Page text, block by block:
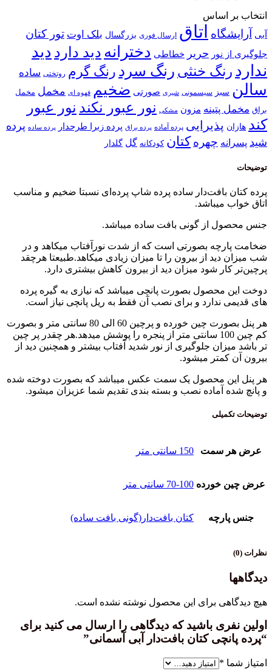
انتخاب بر اساس
آبی آرایشگاهاتاق ارسال فوری بزرگسال بلک اوت تور کتان
جلوگیری از نور حریر خطاطی دخترانهدید دارددید
نداردرنگ خنثی رنگ سردرنگ گرم روتختی ساده
سالن سبز سیسمونی شیری صورتی ضخیم قهوه ای مخمل مخمل
براق مخمل پتینه مزون مشکی نور عبور نکندنور عبور
کند هازان پذیرایی پرده آماده پرده براق پرده زبرا طرحدار پرده ساده پرده
شید پسرانه چهرهکتان کودکانه گل گلدار
توضیحات
پرده کتان بافت‌دار ساده پرده شاپ پرده‌ای نسبتا ضخیم و مناسب
اتاق خواب میباشد.
جنس محصول از گونی بافت ساده میباشد.
ضخامت پارچه بصورتی است که از شدت نورآفتاب میکاهد و در
شب میزان دید از بیرون را تا میزان زیادی میکاهد.طبیعتا هرچقد
پرچین‌تر کار شود میزان دید از بیرون کاهش بیشتری دارد.
دوخت این محصول بصورت پانچی میباشد که نیازی به گیره پرده
های قدیمی ندارد و برای نصب آن فقط به ریل پانچی نیاز است.
هر پنل بصورت چین خورده و پرچین 60 الی 80 سانتی متر و بصورت
کم چین 100 سانتی متر از پنجره را پوشش میدهد.هر چقدر پر چین
تر باشد میزان جلوگیری از نور شدید آفتاب بیشتر و همچنین دید از
بیرون آن کمتر میشود.
هر پنل این محصول یک سمت عکس میباشد که بصورت دوخته شده
و پانچ شده آماده نصب و بسته بندی تقدیم شما عزیزان میشود.
توضیحات تکمیلی
عرض هر سمت 150 سانتی متر
عرض چین خورده 70-100 سانتی متر
جنس پارچه کتان بافت‌دار(گونی بافت ساده)
نظرات (0)
دیدگاهها
هیچ دیدگاهی برای این محصول نوشته نشده است.
اولین نفری باشید که دیدگاهی را ارسال می کنید برای
“پرده پانچی کتان بافت‌دار آبی آسمانی”
امتیاز شما*